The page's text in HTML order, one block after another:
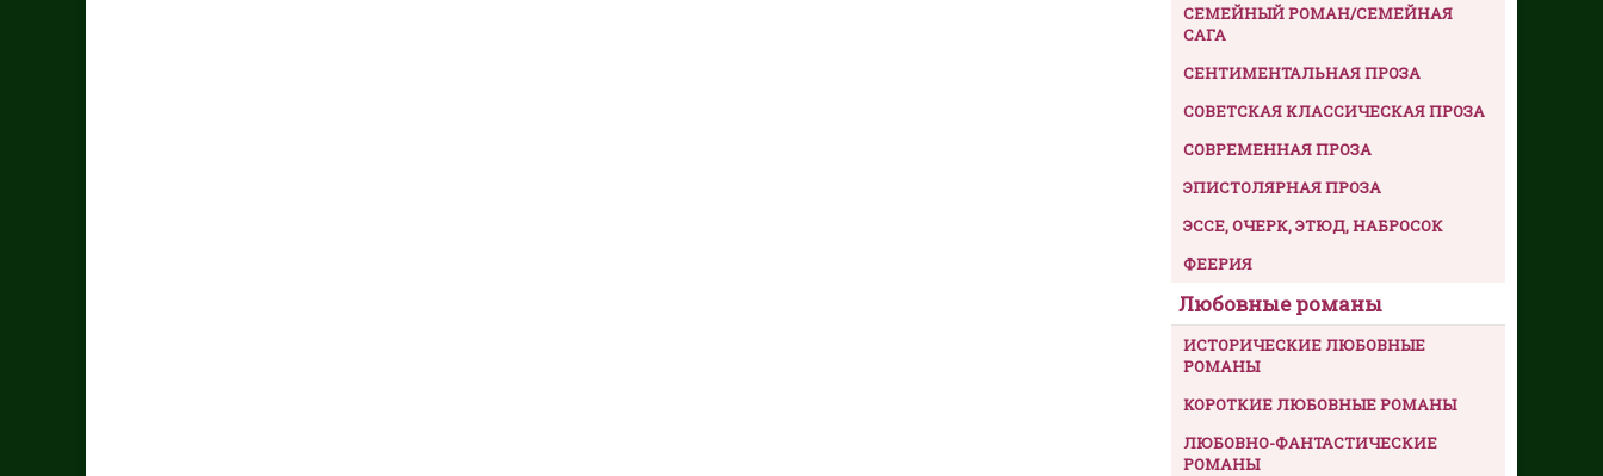
СЕМЕЙНЫЙ РОМАН/СЕМЕЙНАЯ
САГА
СЕНТИМЕНТАЛЬНАЯ ПРОЗА
СОВЕТСКАЯ КЛАССИЧЕСКАЯ ПРОЗА
СОВРЕМЕННАЯ ПРОЗА
ЭПИСТОЛЯРНАЯ ПРОЗА
ЭССЕ, ОЧЕРК, ЭТЮД, НАБРОСОК
ФЕЕРИЯ
Любовные романы
ИСТОРИЧЕСКИЕ ЛЮБОВНЫЕ
РОМАНЫ
КОРОТКИЕ ЛЮБОВНЫЕ РОМАНЫ
ЛЮБОВНО-ФАНТАСТИЧЕСКИЕ
РОМАНЫ